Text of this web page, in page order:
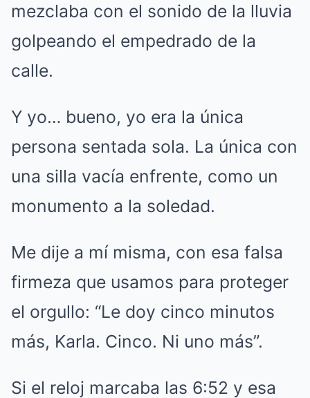
mezclaba con el sonido de la lluvia
golpeando el empedrado de la
calle.
Y yo… bueno, yo era la única
persona sentada sola. La única con
una silla vacía enfrente, como un
monumento a la soledad.
Me dije a mí misma, con esa falsa
firmeza que usamos para proteger
el orgullo: “Le doy cinco minutos
más, Karla. Cinco. Ni uno más”.
Si el reloj marcaba las 6:52 y esa